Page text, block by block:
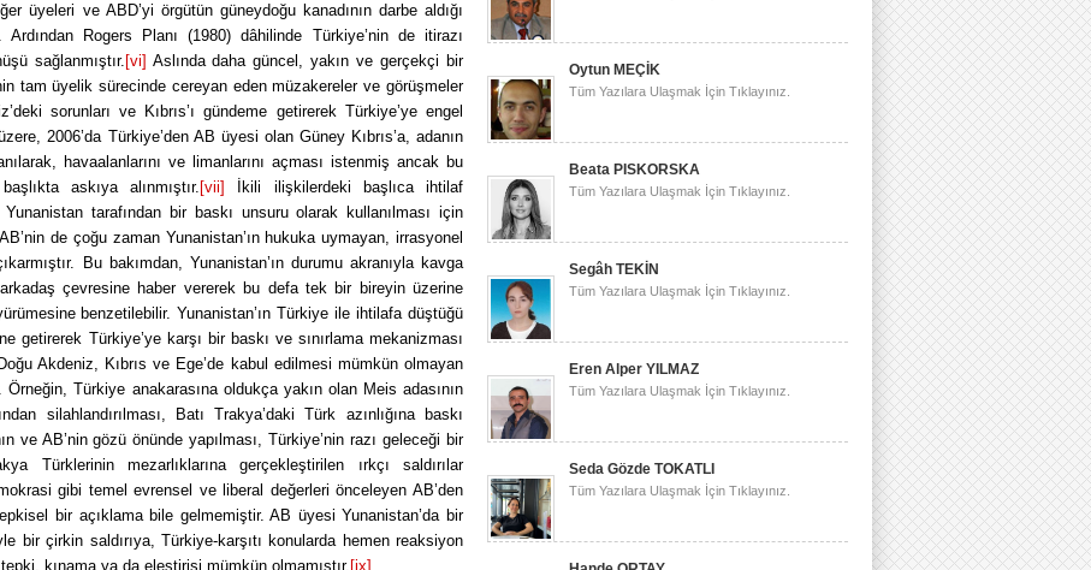
üyeleri ve ABD’yi örgütün güneydoğu kanadının darbe aldığı
Rogers Planı (1980) dâhilinde Türkiye’nin de itirazı
sağlanmıştır. [vi] Aslında daha güncel, yakın ve gerçekçi bir
tam üyelik sürecinde cereyan eden müzakereler ve görüşmeler
sorunları ve Kıbrıs’ı gündeme getirerek Türkiye’ye engel
2006’da Türkiye’den AB üyesi olan Güney Kıbrıs’a, adanın
havaalanlarını ve limanlarını açması istenmiş ancak bu
askıya alınmıştır. [vii]
İkili ilişkilerdeki başlıca ihtilaf
tarafından bir baskı unsuru olarak kullanılması için
de çoğu zaman Yunanistan’ın hukuka uymayan, irrasyonel
Bu bakımdan, Yunanistan’ın durumu akranıyla kavga
çevresine haber vererek bu defa tek bir bireyin üzerine
benzetilebilir. Yunanistan’ın Türkiye ile ihtilafa düştüğü
getirerek Türkiye’ye karşı bir baskı ve sınırlama mekanizması
Akdeniz, Kıbrıs ve Ege’de kabul edilmesi mümkün olmayan
Örneğin, Türkiye anakarasına oldukça yakın olan Meis adasının
silahlandırılması, Batı Trakya’daki Türk azınlığına baskı
ve AB’nin gözü önünde yapılması, Türkiye’nin razı geleceği bir
Türklerinin mezarlıklarına gerçekleştirilen ırkçı saldırılar
gibi temel evrensel ve liberal değerleri önceleyen AB’den
bir açıklama bile gelmemiştir. AB üyesi Yunanistan’da bir
bir çirkin saldırıya, Türkiye-karşıtı konularda hemen reaksiyon
kınama ya da eleştirisi mümkün olmamıştır. [ix]
Oytun MEÇİK
Tüm Yazılara Ulaşmak İçin Tıklayınız.
Beata PISKORSKA
Tüm Yazılara Ulaşmak İçin Tıklayınız.
Segâh TEKİN
Tüm Yazılara Ulaşmak İçin Tıklayınız.
Eren Alper YILMAZ
Tüm Yazılara Ulaşmak İçin Tıklayınız.
Seda Gözde TOKATLI
Tüm Yazılara Ulaşmak İçin Tıklayınız.